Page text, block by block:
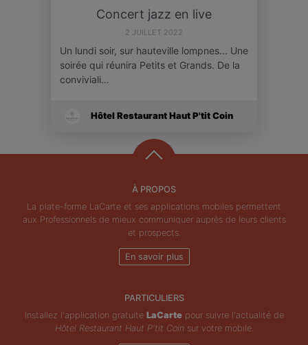
Concert jazz en live
2 JUILLET 2022
Un lundi soir, sur hauteville lompnes... Une
soirée qui réunira Petits et Grands. De la
conviviali…
Hôtel Restaurant Haut P'tit Coin
À PROPOS
La plate-forme LaCarte et ses applications mobiles permettent
aux Professionnels de mieux communiquer auprès de leurs clients
et prospects.
En savoir plus
PARTICULIERS
Installez l'application gratuite LaCartepour suivre l'actualité de
Hôtel Restaurant Haut P'tit Coinsur votre mobile.